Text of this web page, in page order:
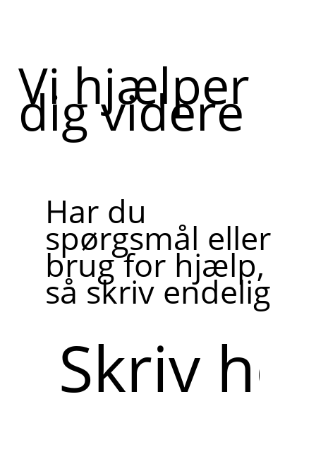
Vi hjælper
dig videre
Har du
spørgsmål eller
brug for hjælp,
så skriv endelig
her